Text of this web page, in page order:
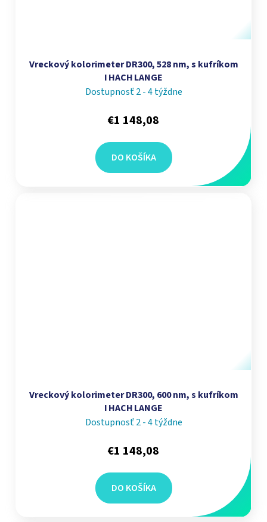
Vreckový kolorimeter DR300, 528 nm, s kufríkom
I HACH LANGE
Dostupnosť 2 - 4 týždne
€1 148,08
DO KOŠÍKA
Vreckový kolorimeter DR300, 600 nm, s kufríkom
I HACH LANGE
Dostupnosť 2 - 4 týždne
€1 148,08
DO KOŠÍKA